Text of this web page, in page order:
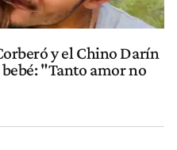
y el Chino Darín
"Tanto amor no